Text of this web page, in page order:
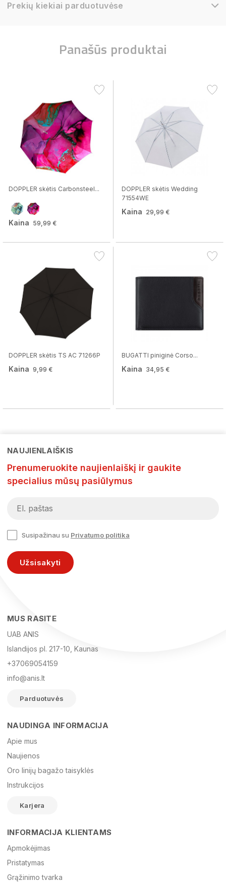
Prekių kiekiai parduotuvėse
Panašūs produktai
DOPPLER skėtis Carbonsteel...
Kaina 59,99 €
DOPPLER skėtis Wedding
71554WE
Kaina 29,99 €
DOPPLER skėtis TS AC 71266P
Kaina 9,99 €
BUGATTI piniginė Corso...
Kaina 34,95 €
El. paštas
Žinutė
NAUJIENLAIŠKIS
Prenumeruokite naujienlaiškį ir gaukite
specialius mūsų pasiūlymus
Susipažinau su Privatumo politika
Užsisakyti
MUS RASITE
UAB ANIS
Islandijos pl. 217-10, Kaunas
+37069054159
info@anis.lt
Parduotuvės
NAUDINGA INFORMACIJA
Apie mus
Naujienos
Oro linijų bagažo taisyklės
Instrukcijos
Karjera
INFORMACIJA KLIENTAMS
Apmokėjimas
Pristatymas
Grąžinimo tvarka